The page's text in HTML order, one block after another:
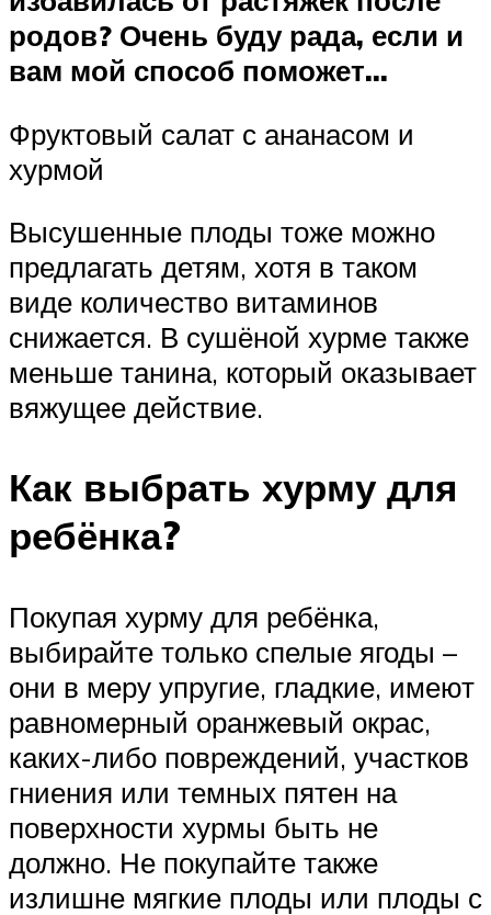
родов? Очень буду рада, если и
вам мой способ поможет…
Фруктовый салат с ананасом и
хурмой
Высушенные плоды тоже можно
предлагать детям, хотя в таком
виде количество витаминов
снижается. В сушёной хурме также
меньше танина, который оказывает
вяжущее действие.
Как выбрать хурму для
ребёнка?
Покупая хурму для ребёнка,
выбирайте только спелые ягоды –
они в меру упругие, гладкие, имеют
равномерный оранжевый окрас,
каких-либо повреждений, участков
гниения или темных пятен на
поверхности хурмы быть не
должно. Не покупайте также
излишне мягкие плоды или плоды с